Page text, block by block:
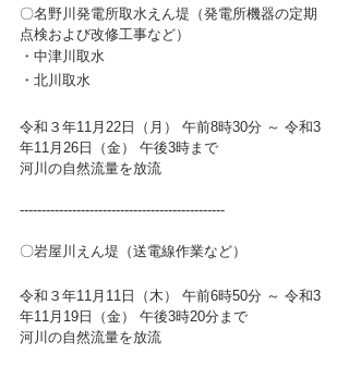
〇名野川発電所取水えん堤（発電所機器の定期
点検および改修工事など）
・中津川取水
・北川取水
令和３年11月22日（月） 午前8時30分 ～ 令和3
年11月26日（金） 午後3時まで
河川の自然流量を放流
-----------------------------------------------
〇岩屋川えん堤（送電線作業など）
令和３年11月11日（木） 午前6時50分 ～ 令和3
年11月19日（金） 午後3時20分まで
河川の自然流量を放流